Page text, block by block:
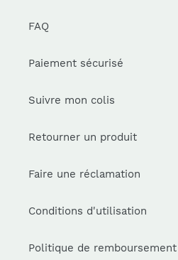
FAQ
Paiement sécurisé
Suivre mon colis
Retourner un produit
Faire une réclamation
Conditions d'utilisation
Politique de remboursement